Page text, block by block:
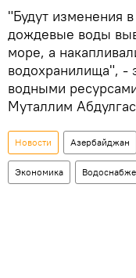
"Будут изменения
дождевые воды
море, а
водохранилища", -
водными
Муталлим
Новости Азербайджан
Экономика